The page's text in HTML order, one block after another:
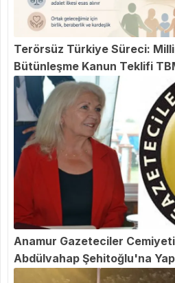
Terörsüz Türkiye Süreci: Milli
Bütünleşme Kanun Teklifi
Anamur Gazeteciler
Abdülvahap Şehitoğlu'na